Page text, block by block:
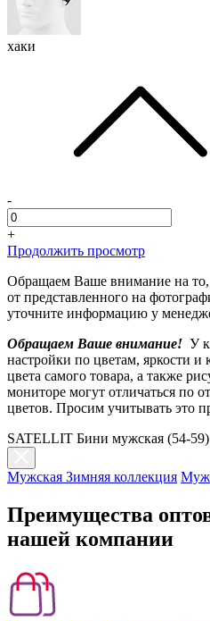
хаки
-
+
Продолжить просмотр
Обращаем Ваше внимание на то,
от представленного на
уточните информацию у
Обращаем Ваше внимание! У
настройки по цветам, яркости и
цвета самого товара, а также
мониторе могут отличаться по
цветов. Просим учитывать это
SATELLIT Бини мужская (54-59)
Мужская Зимняя коллекция
Преимущества
нашей компании